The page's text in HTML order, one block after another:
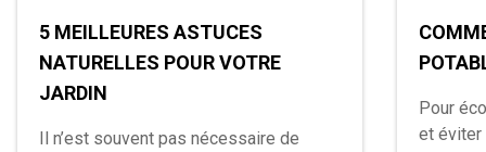
5 MEILLEURES ASTUCES
NATURELLES POUR VOTRE
JARDIN
Il n’est souvent pas nécessaire de
Pour
et éviter